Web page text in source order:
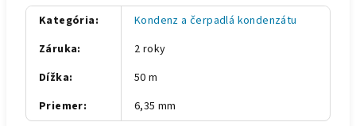
Kategória:
Kondenz a čerpadlá kondenzátu
Záruka:
2 roky
Dížka:
50 m
Priemer: 6,35 mm